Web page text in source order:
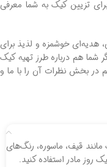
تزیین کیک به شما معرفی
هدیه‌ای خوشمزه و لذیذ برای
شما هم درباره طرز تهیه کیک
در بخش نظرات آن را با ما و
مانند قیف، ماسوره، رنگ‌های
مادر استفاده کنید.